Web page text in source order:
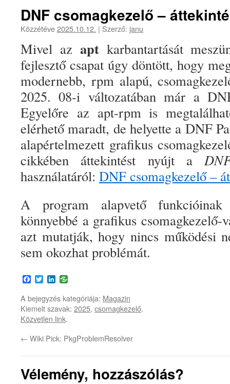
DNF csomagkezelő –
Közzétéve2025.10.12. | Szerző: janu
Mivel az aptkarbantartását
fejlesztő csapat úgy döntött, hogy
modernebb, rpm alapú,
2025. 08-i változatában már a
Egyelőre az apt-rpm is
elérhető maradt, de helyette a DNF
alapértelmezett grafikus
cikkében áttekintést nyújt a
használatáról: DNF csomagkezelő –
A program alapvető funkcióinak
könnyebbé a grafikus csomagkezelő-
azt mutatják, hogy nincs működési
sem okozhat problémát.
Facebook
TwitterLinkedIn
A bejegyzés kategóriája: Magazin
Kiemelt szavak: 2025, csomagkezelő.
Közvetlen link.
← Wiki Pick: PkgProblemResolver
Vélemény, hozzászólás?